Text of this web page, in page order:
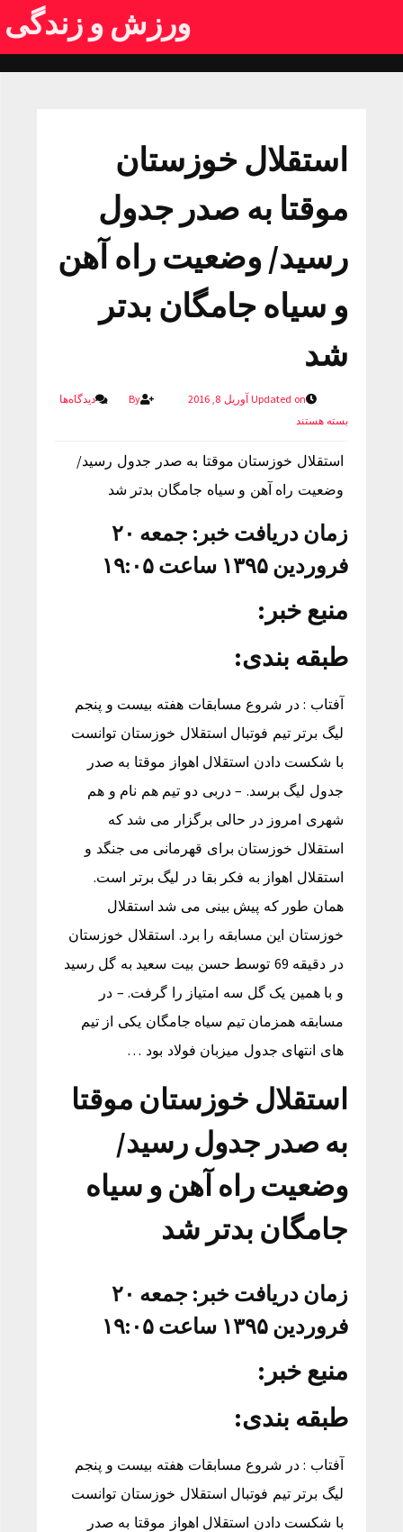
ورزش و زندگی
استقلال خوزستان
موقتا به صدر جدول
رسید/ وضعیت راه آهن
و سیاه جامگان بدتر
شد
Updated on آوریل 8, 2016 By
دیدگاه‌ها
بسته هستند
استقلال خوزستان موقتا به صدر جدول رسید/
وضعیت راه آهن و سیاه جامگان بدتر شد
زمان دریافت خبر: جمعه ۲۰
فروردین ۱۳۹۵ ساعت ۱۹:۰۵
منبع خبر:
طبقه بندی:
آفتاب : در شروع مسابقات هفته بیست و پنجم
لیگ برتر تیم فوتبال استقلال خوزستان توانست
با شکست دادن استقلال اهواز موقتا به صدر
جدول لیگ برسد. – دربی دو تیم هم نام و هم
شهری امروز در حالی برگزار می شد که
استقلال خوزستان برای قهرمانی می جنگد و
استقلال اهواز به فکر بقا در لیگ برتر است.
همان طور که پیش بینی می شد استقلال
خوزستان این مسابقه را برد. استقلال خوزستان
در دقیقه 69 توسط حسن بیت سعید به گل رسید
و با همین یک گل سه امتیاز را گرفت. – در
مسابقه همزمان تیم سیاه جامگان یکی از تیم
های انتهای جدول میزبان فولاد بود …
استقلال خوزستان موقتا
به صدر جدول رسید/
وضعیت راه آهن و سیاه
جامگان بدتر شد
زمان دریافت خبر: جمعه ۲۰
فروردین ۱۳۹۵ ساعت ۱۹:۰۵
منبع خبر:
طبقه بندی:
آفتاب : در شروع مسابقات هفته بیست و پنجم
لیگ برتر تیم فوتبال استقلال خوزستان توانست
با شکست دادن استقلال اهواز موقتا به صدر